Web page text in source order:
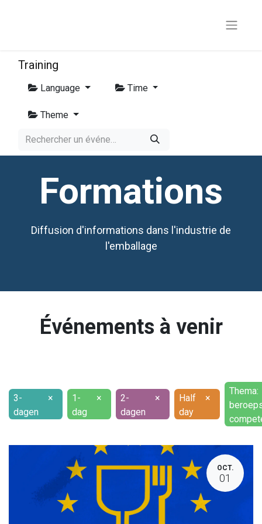
Training
Language Time
Theme
Formations
Diffusion d'informations dans l'industrie de
l'emballage
Événements à venir
3-
dagen
×
1-
dag
×
2-
dagen
×
Half
day
×
Thema:
OCT.
01